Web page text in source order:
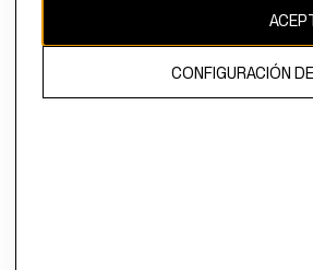
El contenido de esta página web está
propiedad de H&M Hennes & Mauritz AB.
CONFIGURACIÓN